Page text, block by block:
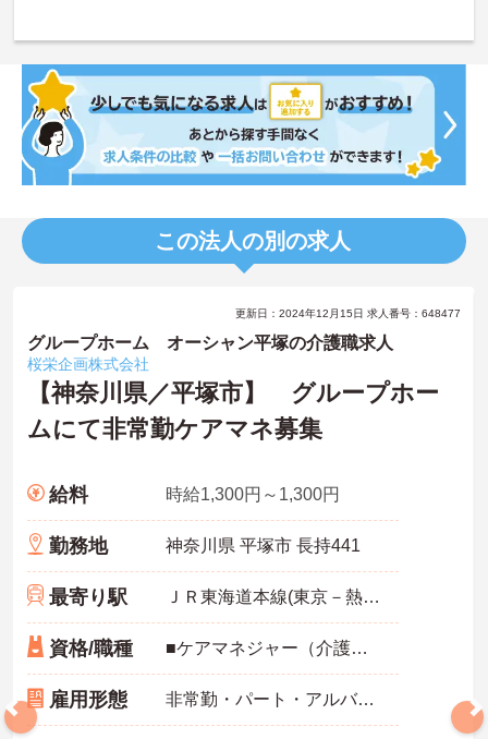
この法人の別の求人
更新日：2024年12月15日 求人番号：648477
グループホーム オーシャン平塚の介護職求人
桜栄企画株式会社
【神奈川県／平塚市】 グループホー
ムにて非常勤ケアマネ募集
給料 時給1,300円～1,300円
勤務地 神奈川県 平塚市 長持441
最寄り駅 ＪＲ東海道本線(東京－熱海)「平塚駅」バス・車19分
資格/職種 ■ケアマネジャー（介護支援専門員）
雇用形態 非常勤・パート・アルバイト